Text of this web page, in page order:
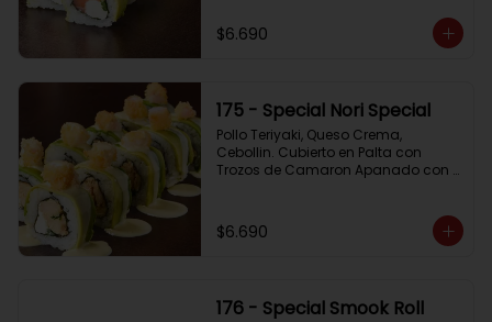
$6.690
175 - Special Nori Special
Pollo Teriyaki, Queso Crema,
Cebollin. Cubierto en Palta con
Trozos de Camaron Apanado con
$6.690
176 - Special Smook Roll